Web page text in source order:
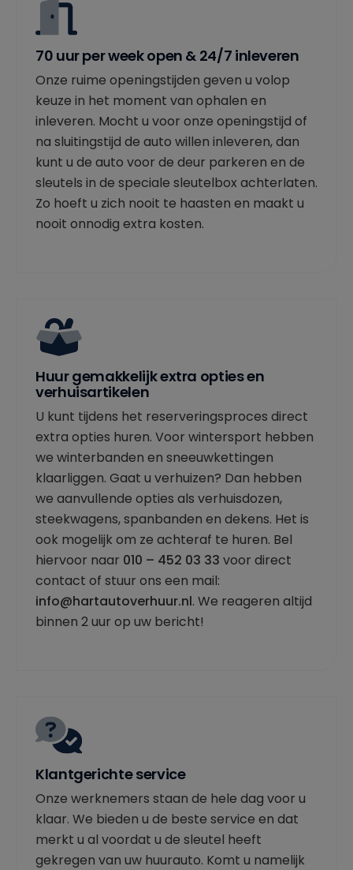
70 uur per week open & 24/7 inleveren
Onze ruime openingstijden geven u volop
keuze in het moment van ophalen en
inleveren. Mocht u voor onze openingstijd of
na sluitingstijd de auto willen inleveren, dan
kunt u de auto voor de deur parkeren en de
sleutels in de speciale sleutelbox achterlaten.
Zo hoeft u zich nooit te haasten en maakt u
nooit onnodig extra kosten.
Huur gemakkelijk extra opties en
verhuisartikelen
U kunt tijdens het reserveringsproces direct
extra opties huren. Voor wintersport hebben
we winterbanden en sneeuwkettingen
klaarliggen. Gaat u verhuizen? Dan hebben
we aanvullende opties als verhuisdozen,
steekwagens, spanbanden en dekens. Het is
ook mogelijk om ze achteraf te huren. Bel
hiervoor naar 010 – 452 03 33 voor direct
contact of stuur ons een mail:
info@hartautoverhuur.nl. We reageren altijd
binnen 2 uur op uw bericht!
Klantgerichte service
Onze werknemers staan de hele dag voor u
klaar. We bieden u de beste service en dat
merkt u al voordat u de sleutel heeft
gekregen van uw huurauto. Komt u namelijk